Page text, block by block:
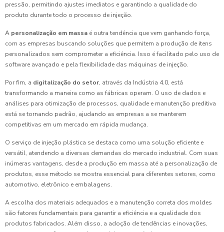
pressão, permitindo ajustes imediatos e garantindo a qualidade do
produto durante todo o processo de injeção.
A personalização em massa é outra tendência que vem ganhando força,
com as empresas buscando soluções que permitem a produção de itens
personalizados sem comprometer a eficiência. Isso é facilitado pelo uso de
software avançado e pela flexibilidade das máquinas de injeção.
Por fim, a digitalização do setor, através da Indústria 4.0, está
transformando a maneira como as fábricas operam. O uso de dados e
análises para otimização de processos, qualidade e manutenção preditiva
está se tornando padrão, ajudando as empresas a se manterem
competitivas em um mercado em rápida mudança.
O serviço de injeção plástica se destaca como uma solução eficiente e
versátil, atendendo a diversas demandas do mercado industrial. Com suas
inúmeras vantagens, desde a produção em massa até a personalização de
produtos, esse método se mostra essencial para diferentes setores, como
automotivo, eletrônico e embalagens.
A escolha dos materiais adequados e a manutenção correta dos moldes
são fatores fundamentais para garantir a eficiência e a qualidade dos
produtos fabricados. Além disso, a adoção de tendências e inovações,